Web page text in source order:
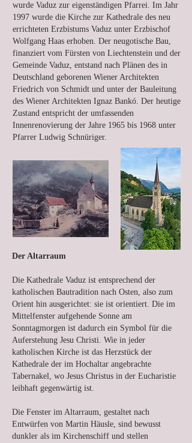
wurde Vaduz zur eigenständigen Pfarrei. Im Jahr
1997 wurde die Kirche zur Kathedrale des neu
errichteten Erzbistums Vaduz unter Erzbischof
Wolfgang Haas erhoben. Der neugotische Bau,
finanziert vom Fürsten von Liechtenstein und der
Gemeinde Vaduz, entstand nach Plänen des in
Deutschland geborenen Wiener Architekten
Friedrich von Schmidt und unter der Bauleitung
des Wiener Architekten Ignaz Bankó. Der heutige
Zustand entspricht der umfassenden
Innenrenovierung der Jahre 1965 bis 1968 unter
Pfarrer Ludwig Schnüriger.
Der Altarraum
Die Kathedrale Vaduz ist entsprechend der
katholischen Bautradition nach Osten, also zum
Orient hin ausgerichtet: sie ist orientiert. Die im
Mittelfenster aufgehende Sonne am
Sonntagmorgen ist dadurch ein Symbol für die
Auferstehung Jesu Christi. Wie in jeder
katholischen Kirche ist das Herzstück der
Kathedrale der im Hochaltar angebrachte
Tabernakel, wo Jesus Christus in der Eucharistie
leibhaft gegenwärtig ist.
Die Fenster im Altarraum, gestaltet nach
Entwürfen von Martin Häusle, sind bewusst
dunkler als im Kirchenschiff und stellen